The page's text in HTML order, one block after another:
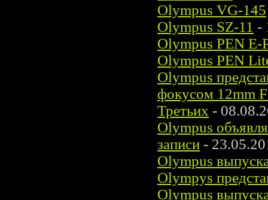
Olympus VG-145
Olympus SZ-11 -
Olympus PEN E-
Olympus PEN
Olympus
фокусом 12mm
Третьих -
Olympus
записи -
Olympus
Olympys
Olympus